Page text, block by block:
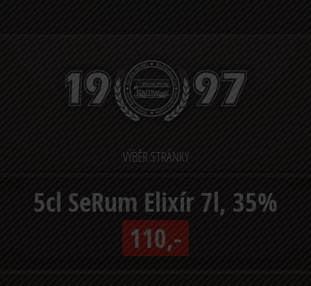
VÝBĚR STRÁNKY
5cl SeRum Elixír 7l, 35%
110,-